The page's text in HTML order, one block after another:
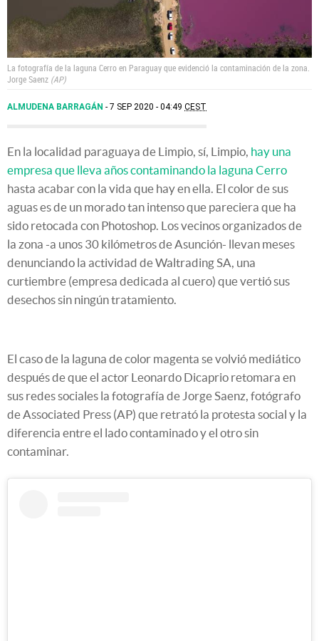
La fotografía de la laguna Cerro en Paraguay que evidenció la contaminación de la zona.
Jorge Saenz AP
ALMUDENA BARRAGÁN 7 SEP 2020 - 04:49 CEST
En la localidad paraguaya de Limpio, sí, Limpio, hay una
empresa que lleva años contaminando la laguna Cerro
hasta acabar con la vida que hay en ella. El color de sus
aguas es de un morado tan intenso que pareciera que ha
sido retocada con Photoshop. Los vecinos organizados de
la zona -a unos 30 kilómetros de Asunción- llevan meses
denunciando la actividad de Waltrading SA, una
curtiembre (empresa dedicada al cuero) que vertió sus
desechos sin ningún tratamiento.
El caso de la laguna de color magenta se volvió mediático
después de que el actor Leonardo Dicaprio retomara en
sus redes sociales la fotografía de Jorge Saenz, fotógrafo
de Associated Press (AP) que retrató la protesta social y la
diferencia entre el lado contaminado y el otro sin
contaminar.